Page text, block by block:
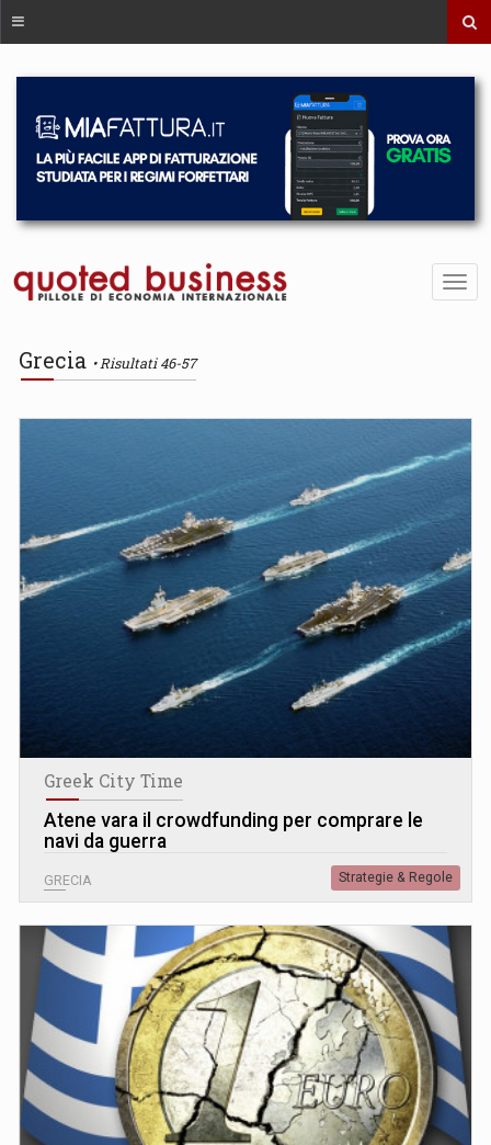
Grecia Risultati 46-57
Greek City Time
Atene vara il crowdfunding per comprare le
navi da guerra
GRECIA Strategie & Regole